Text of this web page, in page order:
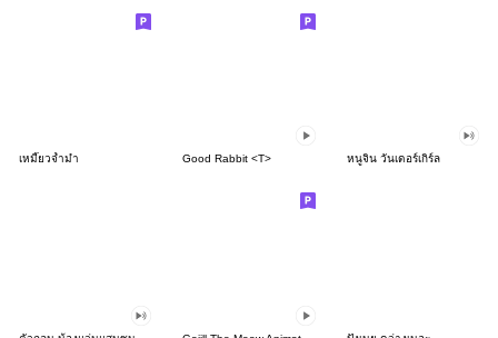
เหมี๊ยวจ้ำม่ำ Good Rabbit <T> หนูจิน วันเดอร์เกิร์ล